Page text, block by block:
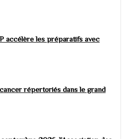
accélère les préparatifs avec
répertoriés dans le grand